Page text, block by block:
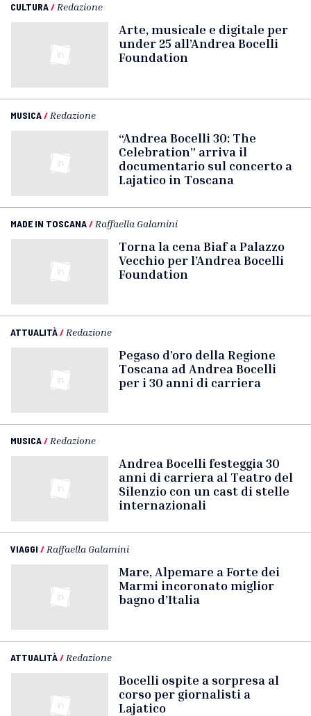
CULTURA/ Redazione
Arte, musicale e digitale per
under 25 all’Andrea Bocelli
Foundation
MUSICA/ Redazione
“Andrea Bocelli 30: The
Celebration” arriva il
documentario sul concerto a
Lajatico in Toscana
MADE IN TOSCANA/ Raffaella Galamini
Torna la cena Biaf a Palazzo
Vecchio per l’Andrea Bocelli
Foundation
ATTUALITÀ/ Redazione
Pegaso d’oro della Regione
Toscana ad Andrea Bocelli
per i 30 anni di carriera
MUSICA/ Redazione
Andrea Bocelli festeggia 30
anni di carriera al Teatro del
Silenzio con un cast di stelle
internazionali
VIAGGI / Raffaella Galamini
Mare, Alpemare a Forte dei
Marmi incoronato miglior
bagno d’Italia
ATTUALITÀ/ Redazione
Bocelli ospite a sorpresa al
corso per giornalisti a
Lajatico